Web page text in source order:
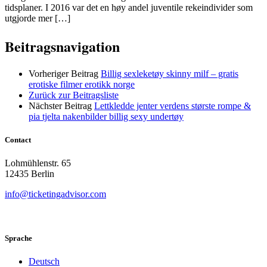
tidsplaner. I 2016 var det en høy andel juventile rekeindivider som
utgjorde mer […]
Beitragsnavigation
Vorheriger Beitrag Billig sexleketøy skinny milf – gratis
erotiske filmer erotikk norge
Zurück zur Beitragsliste
Nächster Beitrag Lettkledde jenter verdens største rompe &
pia tjelta nakenbilder billig sexy undertøy
Contact
Lohmühlenstr. 65
12435 Berlin
info@ticketingadvisor.com
Sprache
Deutsch